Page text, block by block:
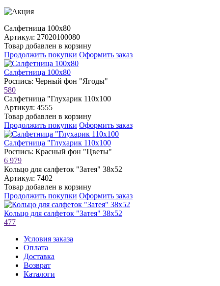
Салфетница 100х80
Артикул: 27020100080
Товар добавлен в корзину
Продолжить покупки Оформить заказ
Салфетница 100х80
Роспись: Черный фон "Ягоды"
580
Салфетница "Глухарик 110х100
Артикул: 4555
Товар добавлен в корзину
Продолжить покупки Оформить заказ
Салфетница "Глухарик 110х100
Роспись: Красный фон "Цветы"
6 979
Кольцо для салфеток "Затея" 38х52
Артикул: 7402
Товар добавлен в корзину
Продолжить покупки Оформить заказ
Кольцо для салфеток "Затея" 38х52
477
Условия заказа
Оплата
Доставка
Возврат
Каталоги